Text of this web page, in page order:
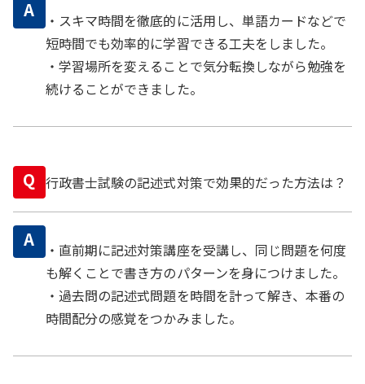
A
・スキマ時間を徹底的に活用し、単語カードなどで
短時間でも効率的に学習できる工夫をしました。
・学習場所を変えることで気分転換しながら勉強を
続けることができました。
Q 行政書士試験の記述式対策で効果的だった方法は？
A
・直前期に記述対策講座を受講し、同じ問題を何度
も解くことで書き方のパターンを身につけました。
・過去問の記述式問題を時間を計って解き、本番の
時間配分の感覚をつかみました。